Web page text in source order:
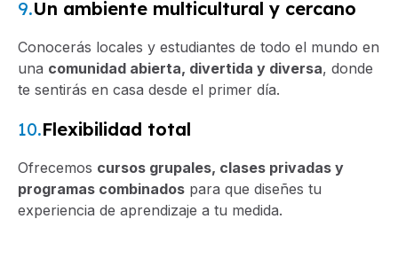
9.Un ambiente multicultural y cercano
Conocerás locales y estudiantes de todo el mundo en
una comunidad abierta, divertida y diversa, donde
te sentirás en casa desde el primer día.
10.Flexibilidad total
Ofrecemos cursos grupales, clases privadas y
programas combinados para que diseñes tu
experiencia de aprendizaje a tu medida.